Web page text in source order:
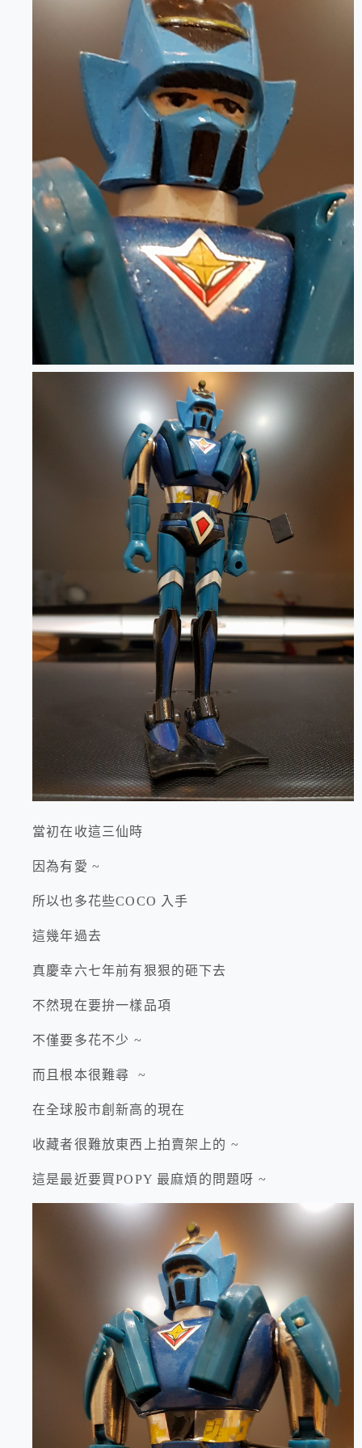
當初在收這三仙時
因為有愛 ~
所以也多花些COCO 入手
這幾年過去
真慶幸六七年前有狠狠的砸下去
不然現在要拚一樣品項
不僅要多花不少 ~
而且根本很難尋 ~
在全球股市創新高的現在
收藏者很難放東西上拍賣架上的 ~
這是最近要買POPY 最麻煩的問題呀 ~